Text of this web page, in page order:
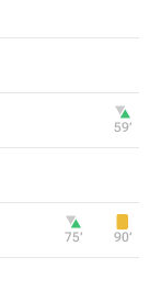
59‎’‎
75‎’‎ 90‎’‎